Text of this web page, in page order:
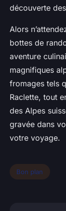
découverte
Alors
bottes de
aventure
magnifiques
fromages tels
Raclette, tout
des Alpes
gravée dans
votre voyage.
Bon plan